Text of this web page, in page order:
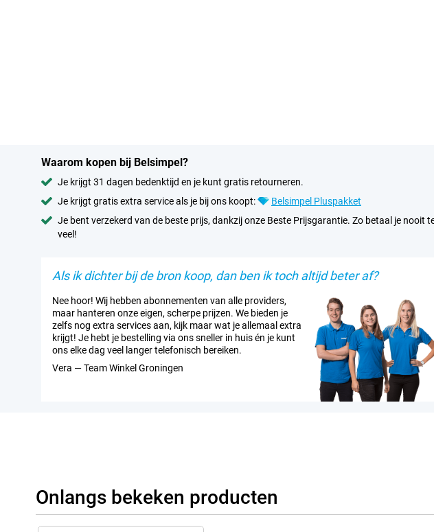
Waarom kopen bij Belsimpel?
Je krijgt 31 dagen bedenktijd en je kunt gratis retourneren.
Je krijgt gratis extra service als je bij ons koopt:
Belsimpel Pluspakket
Je bent verzekerd van de beste prijs, dankzij onze Beste Prijsgarantie. Zo betaal je nooit
veel!
Als ik dichter bij de bron koop, dan ben ik toch altijd beter af?
Nee hoor! Wij hebben abonnementen van alle providers,
maar hanteren onze eigen, scherpe prijzen. We bieden je
zelfs nog extra services aan, kijk maar wat je allemaal extra
krijgt! Je hebt je bestelling via ons sneller in huis én je kunt
ons elke dag veel langer telefonisch bereiken.
Vera — Team Winkel Groningen
Onlangs bekeken producten